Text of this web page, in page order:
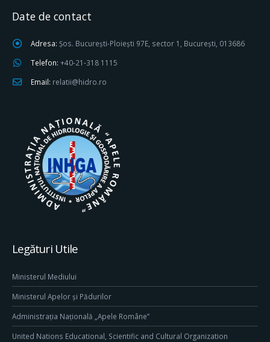
Date de contact
Adresa: Șos. București-Ploiești 97E, sector 1, București, 013686
Telefon: +40-21-318 1115
Email: relatii@hidro.ro
Legături Utile
Ministerul Mediului
Ministerul Apelor și Pădurilor
Administrația Națională „Apele Române”
United Nations Educational, Scientific and Cultural Organization